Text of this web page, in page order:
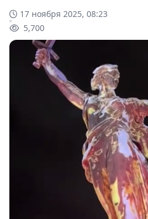
17 ноября 2025, 08:23
5,700